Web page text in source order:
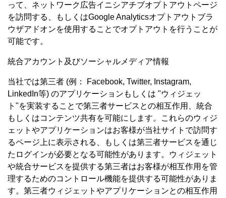
って、ネットワーク広告イニシアチブオプトアウトページ
を訪問する、もしくはGoogle Analyticsオプトアウトブラ
ウザアドオンを使用することでオプトアウトを行うことが
可能です。
統合アカウント及びソーシャルメディア情報
当社では第三者 (例： Facebook, Twitter, Instagram,
LinkedIn等) のアプリケーションもしくは "ウィジェッ
ト"を実装することで第三者サービスとの相互作用、統合
もしくはコンテンツ共有を可能にします。これらのウィジ
ェットやアプリケーションはお客様が当社サイトで訪問す
るページ上に表示される、もしくは第三者サービスを通じ
たログインが必要となる可能性があります。ウィジェット
や統合サービスを提供する第三者はお客様が相互作用を管
理するためのコントロール機能を提供する可能性がありま
す。第三者ウィジェットやアプリケーションとの相互作用